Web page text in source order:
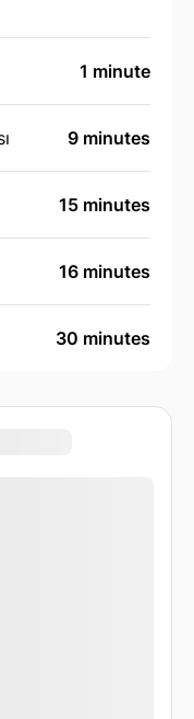
1 minute
9 minutes
15 minutes
16 minutes
30 minutes